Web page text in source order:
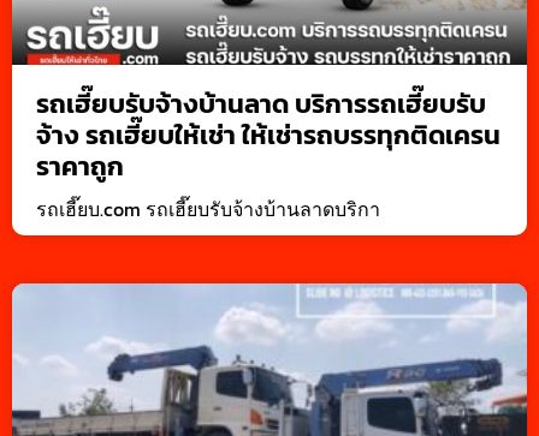
รถเฮี๊ยบรับจ้างบ้านลาด บริการรถเฮี๊ยบรับ
จ้าง รถเฮี๊ยบให้เช่า ให้เช่ารถบรรทุกติดเครน
ราคาถูก
รถเฮี๊ยบ.com รถเฮี๊ยบรับจ้างบ้านลาดบริกา